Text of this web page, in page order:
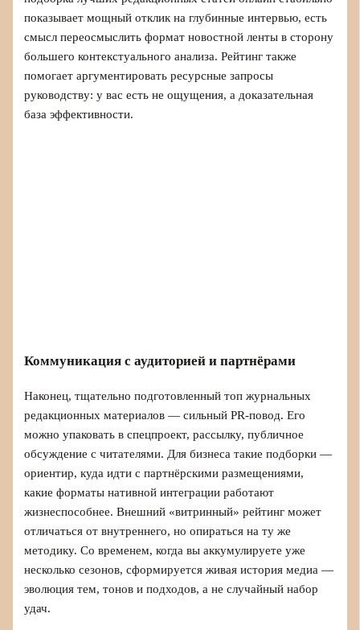
показывает мощный отклик на глубинные интервью, есть
смысл переосмыслить формат новостной ленты в сторону
большего контекстуального анализа. Рейтинг также
помогает аргументировать ресурсные запросы
руководству: у вас есть не ощущения, а доказательная
база эффективности.
Коммуникация с аудиторией и партнёрами
Наконец, тщательно подготовленный топ журнальных
редакционных материалов — сильный PR‑повод. Его
можно упаковать в спецпроект, рассылку, публичное
обсуждение с читателями. Для бизнеса такие подборки —
ориентир, куда идти с партнёрскими размещениями,
какие форматы нативной интеграции работают
жизнеспособнее. Внешний «витринный» рейтинг может
отличаться от внутреннего, но опираться на ту же
методику. Со временем, когда вы аккумулируете уже
несколько сезонов, сформируется живая история медиа —
эволюция тем, тонов и подходов, а не случайный набор
удач.